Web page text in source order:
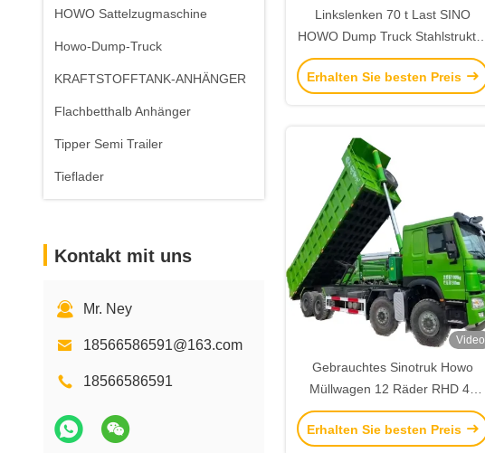
HOWO Sattelzugmaschine
Howo-Dump-Truck
KRAFTSTOFFTANK-ANHÄNGER
Flachbetthalb Anhänger
Tipper Semi Trailer
Tieflader
Kontakt mit uns
Mr. Ney
18566586591@163.com
18566586591
Linkslenken 70 t Last SINO
HOWO Dump Truck Stahlstruktur
für den afrikanischen Markt
Erhalten Sie besten Preis
Video
Gebrauchtes Sinotruk Howo
Müllwagen 12 Räder RHD 40
Tonnen Gebraucht 6X4 8X4
Rechtscab
Erhalten Sie besten Preis